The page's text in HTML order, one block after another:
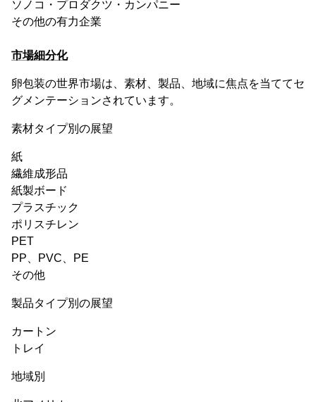
ソノコ・プロダクツ・カンパニー
その他の有力企業
市場細分化
卵包装の世界市場は、素材、製品、地域に焦点を当ててセ
グメンテーションされています。
素材タイプ別の展望
紙
繊維成形品
紙製ボード
プラスチック
ポリスチレン
PET
PP、PVC、PE
その他
製品タイプ別の展望
カートン
トレイ
地域別